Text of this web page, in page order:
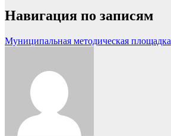
Навигация по записям
Муниципальная методическая площадка